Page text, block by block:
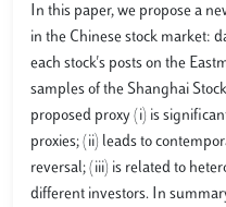
In this paper, we propose a
in the Chinese stock market:
each stock's posts on the
samples of the Shanghai
proposed proxy (i) is
proxies; (ii) leads to
reversal; (iii) is related to
different investors. In